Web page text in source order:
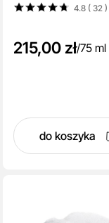
4.8 ( 32 )
215,00 zł/75 ml
do koszyka